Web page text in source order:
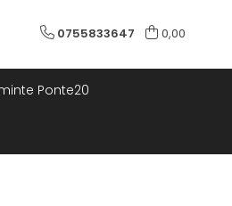
0755833647 0,00
Ponte20